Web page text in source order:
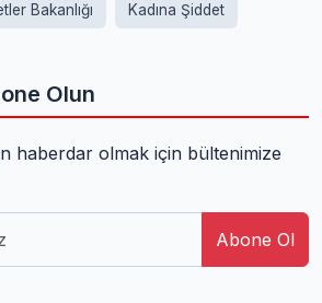
Bakanlığı Kadına Şiddet
Olun
haberdar olmak için bültenimize
Abone Ol